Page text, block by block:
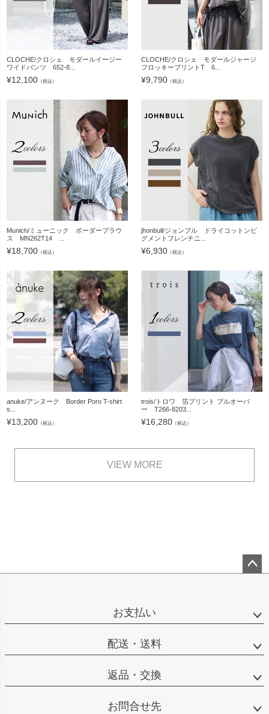
CLOCHE/クロシェ モダールイージー
ワイドパンツ 652-8...
¥12,100 （税込）
CLOCHE/クロシェ モダールジャージ
フロッキープリントT 6...
¥9,790 （税込）
Munich/ミューニック ボーダーブラウ
ス MN262T14 ...
¥18,700 （税込）
jhonbull/ジョンブル ドライコットンピ
グメントフレンチニ...
¥6,930 （税込）
anuke/アンヌーク Border Poro T-shirt
s...
¥13,200 （税込）
trois/トロワ 箔プリント プルオーバ
ー T266-8203...
¥16,280 （税込）
VIEW MORE
お支払い
配送・送料
返品・交換
お問合せ先